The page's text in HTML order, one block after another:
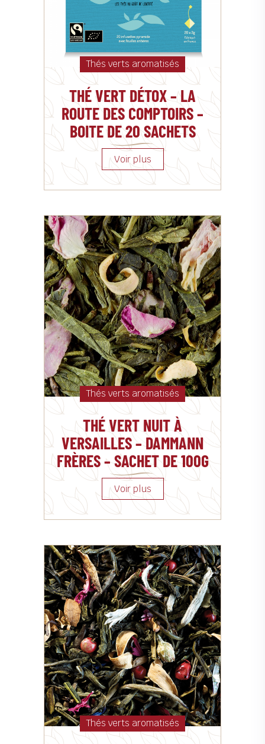
Thés verts aromatisés
THÉ VERT DÉTOX – LA
ROUTE DES COMPTOIRS –
BOITE DE 20 SACHETS
Thés verts aromatisés
THÉ VERT NUIT À
VERSAILLES – DAMMANN
FRÈRES – SACHET DE 100G
Thés verts aromatisés